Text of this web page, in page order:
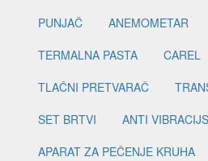
PUNJAČ
ANEMOMETAR
TERMALNA PASTA
CAREL
TLAČNI PRETVARAČ
SET BRTVI
ANTI
APARAT ZA PEČENJE KRUHA